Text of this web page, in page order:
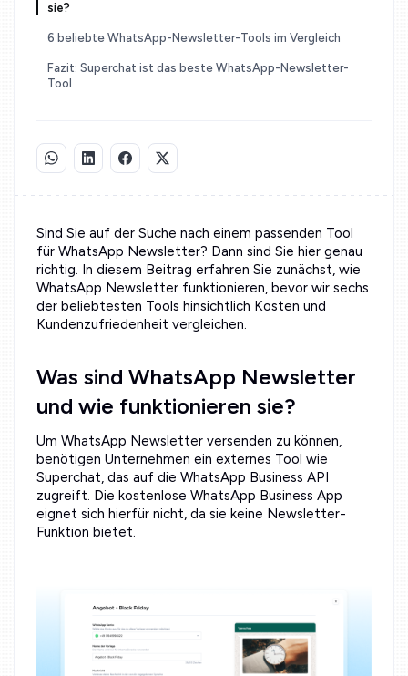
sie?
6 beliebte WhatsApp-Newsletter-Tools im Vergleich
Fazit: Superchat ist das beste WhatsApp-Newsletter-
Tool
Sind Sie auf der Suche nach einem passenden Tool
für WhatsApp Newsletter? Dann sind Sie hier genau
richtig. In diesem Beitrag erfahren Sie zunächst, wie
WhatsApp Newsletter funktionieren, bevor wir sechs
der beliebtesten Tools hinsichtlich Kosten und
Kundenzufriedenheit vergleichen.
Was sind WhatsApp Newsletter
und wie funktionieren sie?
Um WhatsApp Newsletter versenden zu können,
benötigen Unternehmen ein externes Tool wie
Superchat, das auf die WhatsApp Business API
zugreift. Die kostenlose WhatsApp Business App
eignet sich hierfür nicht, da sie keine Newsletter-
Funktion bietet.